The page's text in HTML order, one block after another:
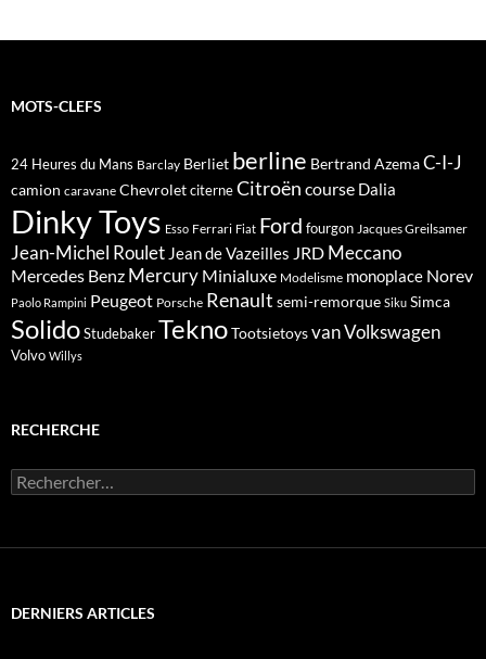
MOTS-CLEFS
24 Heures du Mans Barclay Berliet berline Bertrand AzemaC-I-J
camion caravane ChevroletciterneCitroën course Dalia
Dinky Toys Esso Ferrari Fiat Ford fourgon Jacques Greilsamer
Jean-Michel Roulet Jean de Vazeilles JRD Meccano
Mercedes Benz Mercury Minialuxe Modelisme monoplace Norev
Paolo Rampini Peugeot Porsche Renault semi-remorque Siku Simca
SolidoStudebakerTeknoTootsietoysvanVolkswagen
Volvo Willys
RECHERCHE
Rechercher :
DERNIERS ARTICLES